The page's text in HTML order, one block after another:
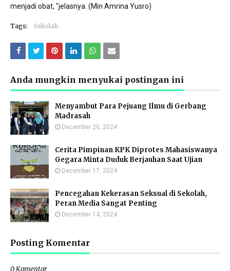
menjadi obat, "jelasnya. (Min Amrina Yusro)
Tags: Sekolah
Anda mungkin menyukai postingan ini
Menyambut Para Pejuang Ilmu di Gerbang
Madrasah
December 20, 2024
Cerita Pimpinan KPK Diprotes Mahasiswanya
Gegara Minta Duduk Berjauhan Saat Ujian
December 17, 2024
Pencegahan Kekerasan Seksual di Sekolah,
Peran Media Sangat Penting
December 14, 2024
Posting Komentar
0 Komentar